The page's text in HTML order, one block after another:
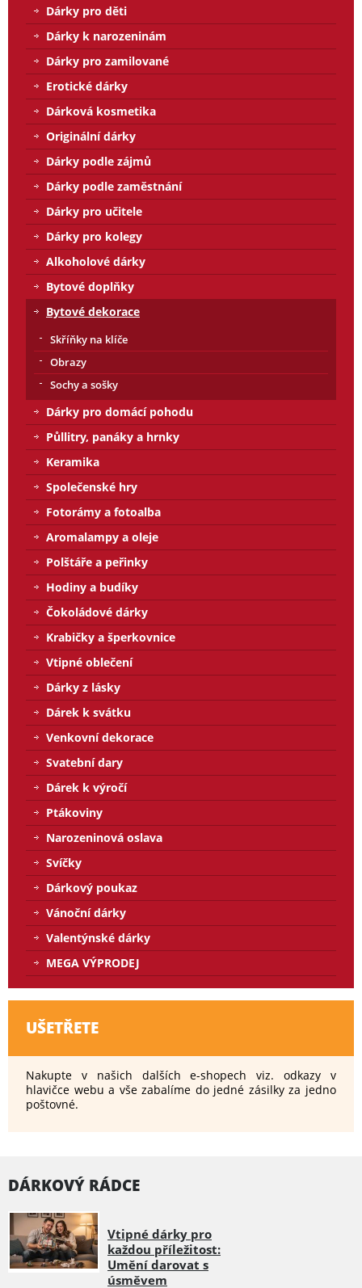
Dárky pro děti
Dárky k narozeninám
Dárky pro zamilované
Erotické dárky
Dárková kosmetika
Originální dárky
Dárky podle zájmů
Dárky podle zaměstnání
Dárky pro učitele
Dárky pro kolegy
Alkoholové dárky
Bytové doplňky
Bytové dekorace
Skříňky na klíče
Obrazy
Sochy a sošky
Dárky pro domácí pohodu
Půllitry, panáky a hrnky
Keramika
Společenské hry
Fotorámy a fotoalba
Aromalampy a oleje
Polštáře a peřinky
Hodiny a budíky
Čokoládové dárky
Krabičky a šperkovnice
Vtipné oblečení
Dárky z lásky
Dárek k svátku
Venkovní dekorace
Svatební dary
Dárek k výročí
Ptákoviny
Narozeninová oslava
Svíčky
Dárkový poukaz
Vánoční dárky
Valentýnské dárky
MEGA VÝPRODEJ
UŠETŘETE
Nakupte v našich dalších e-shopech viz. odkazy v
hlavičce webu a vše zabalíme do jedné zásilky za jedno
poštovné.
DÁRKOVÝ RÁDCE
Vtipné dárky pro
každou příležitost:
Umění darovat s
úsměvem